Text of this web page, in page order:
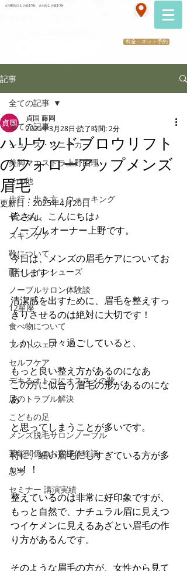
立川駅南口より徒歩5分・立川南より徒歩3分
料金・ネット予約
記事
全ての記事
シューズ・スニーカー
美脚マエストラ上野由理
その他
歩行・歩き方・ウォーキング
サンダル
スキンケア
靴について
雨・レインシューズ
ノーブルサロン体験談
12星座
食べ物について
フットウェア
セルフケア
デキるオトコにオススメの靴
足のトラブル解決
こどもの足
メンズ脱毛サロンノーブル
芸能関係のお客様体験談
思考
セミナー 講演実績
全ての記事
ハリウッドブロウリフト
のフォローアップメンズ
眉毛
貞国 藤岡
2025年3月28日 読了時間: 2分
更新日： 2025年4月20日
皆さん、こんにちは♪
ノーブル オーナー上野です。
今日は、メンズの眉毛ケアについてお
話します！
清潔感を出すために、眉毛を整えすっ
きりさせるのは絶対に大切です！
しかし、日々過ごしていると、
もっと良い整え方があるのになあ
この方に似合う眉毛の形があるのにな
あ
と思ってしまうことが多いです。
特に、細い眉毛にしすぎている方が多
い！！
整えているのは非常に好印象ですが、
もっと自然で、ナチュラル眉に見えつ
つイケメンに見えるあざとい眉毛の作
り方があるんです。
そのような眉毛の方が、女性から見て